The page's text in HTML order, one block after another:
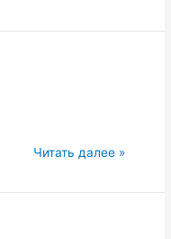
и
2.
Мантра
и
Читать далее »